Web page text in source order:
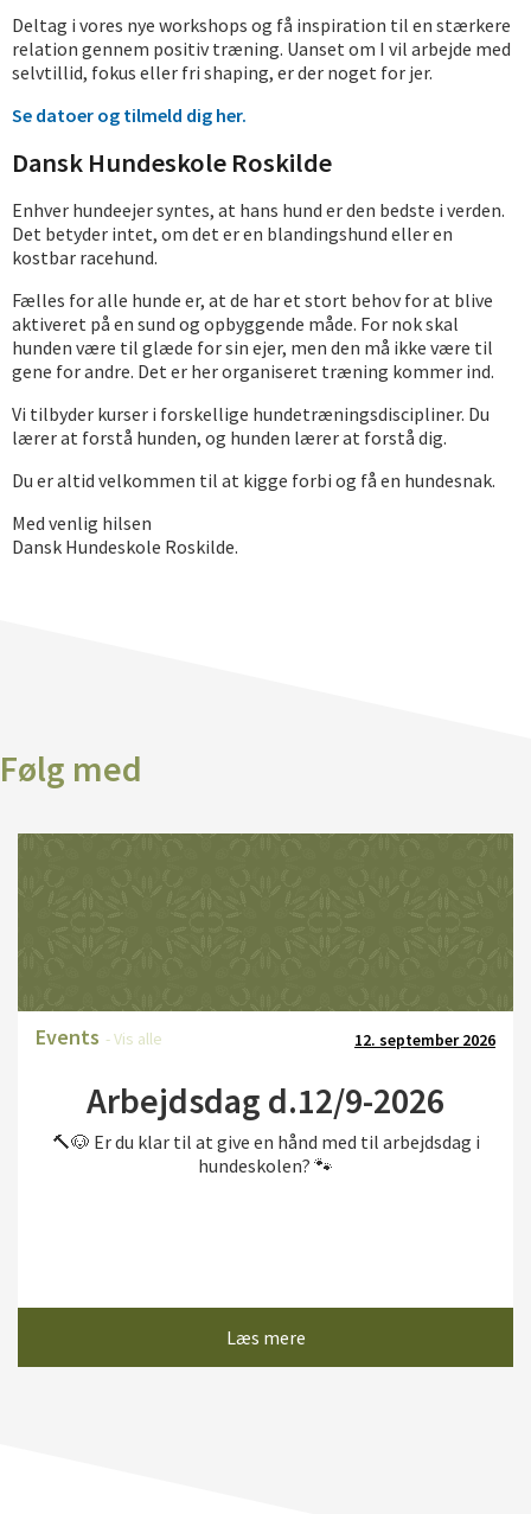
Deltag i vores nye workshops og få inspiration til en stærkere
relation gennem positiv træning. Uanset om I vil arbejde med
selvtillid, fokus eller fri shaping, er der noget for jer.
Se datoer og tilmeld dig her.
Dansk Hundeskole Roskilde
Enhver hundeejer syntes, at hans hund er den bedste i verden.
Det betyder intet, om det er en blandingshund eller en
kostbar racehund.
Fælles for alle hunde er, at de har et stort behov for at blive
aktiveret på en sund og opbyggende måde. For nok skal
hunden være til glæde for sin ejer, men den må ikke være til
gene for andre. Det er her organiseret træning kommer ind.
Vi tilbyder kurser i forskellige hundetræningsdiscipliner. Du
lærer at forstå hunden, og hunden lærer at forstå dig.
Du er altid velkommen til at kigge forbi og få en hundesnak.
Med venlig hilsen
Dansk Hundeskole Roskilde.
Følg med
Events - Vis alle
Læs mere
12. september 2026
Arbejdsdag d.12/9-2026
🔨🐶 Er du klar til at give en hånd med til arbejdsdag i
hundeskolen? 🐾